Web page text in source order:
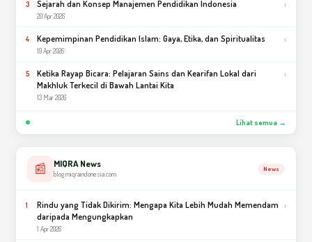
3 Sejarah dan Konsep Manajemen Pendidikan Indonesia
20 Apr 2026
›
4 Kepemimpinan Pendidikan Islam: Gaya, Etika, dan Spiritualitas
19 Apr 2026
›
5
Ketika Rayap Bicara: Pelajaran Sains dan Kearifan Lokal dari
Makhluk Terkecil di Bawah Lantai Kita
13 Mar 2026
›
Lihat semua →
📰 MIQRA News
blog.miqraindonesia.com
News
1
Rindu yang Tidak Dikirim: Mengapa Kita Lebih Mudah Memendam
daripada Mengungkapkan
1 Apr 2026
›